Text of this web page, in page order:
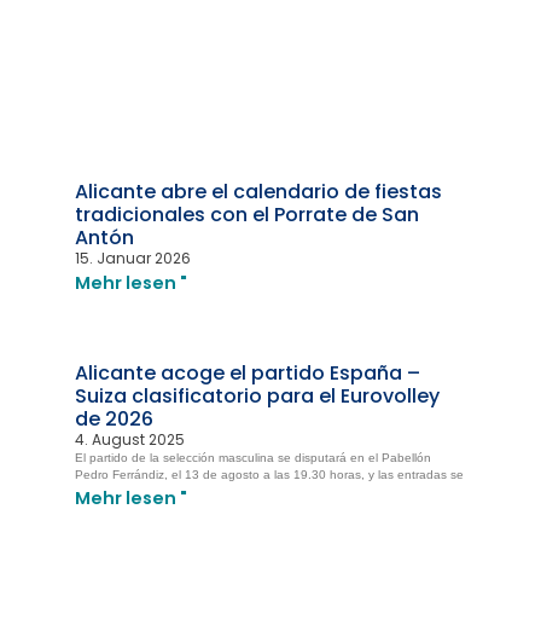
Alicante abre el calendario de fiestas
tradicionales con el Porrate de San
Antón
15. Januar 2026
Mehr lesen "
Alicante acoge el partido España –
Suiza clasificatorio para el Eurovolley
de 2026
4. August 2025
El partido de la selección masculina se disputará en el Pabellón
Pedro Ferrándiz, el 13 de agosto a las 19.30 horas, y las entradas se
Mehr lesen "